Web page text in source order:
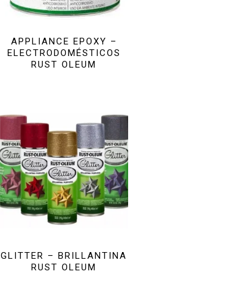
APPLIANCE EPOXY –
ELECTRODOMÉSTICOS
RUST OLEUM
GLITTER – BRILLANTINA
RUST OLEUM